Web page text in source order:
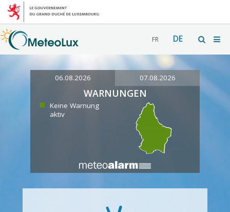
FR DE
06.08.2026 07.08.2026
WARNUNGEN
Keine Warnung
aktiv